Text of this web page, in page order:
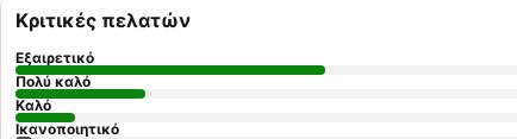
Κριτικές πελατών
Εξαιρετικό
Πολύ καλό
Καλό
Ικανοποιητικό